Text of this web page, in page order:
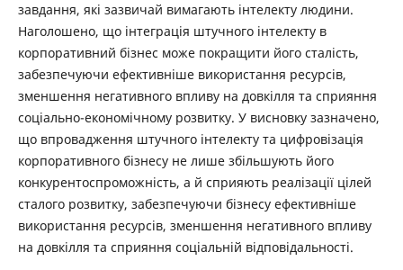
завдання, які зазвичай вимагають інтелекту людини.
Наголошено, що інтеграція штучного інтелекту в
корпоративний бізнес може покращити його сталість,
забезпечуючи ефективніше використання ресурсів,
зменшення негативного впливу на довкілля та сприяння
соціально-економічному розвитку. У висновку зазначено,
що впровадження штучного інтелекту та цифровізація
корпоративного бізнесу не лише збільшують його
конкурентоспроможність, а й сприяють реалізації цілей
сталого розвитку, забезпечуючи бізнесу ефективніше
використання ресурсів, зменшення негативного впливу
на довкілля та сприяння соціальній відповідальності.